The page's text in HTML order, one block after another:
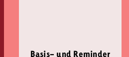
Basis- und Reminder